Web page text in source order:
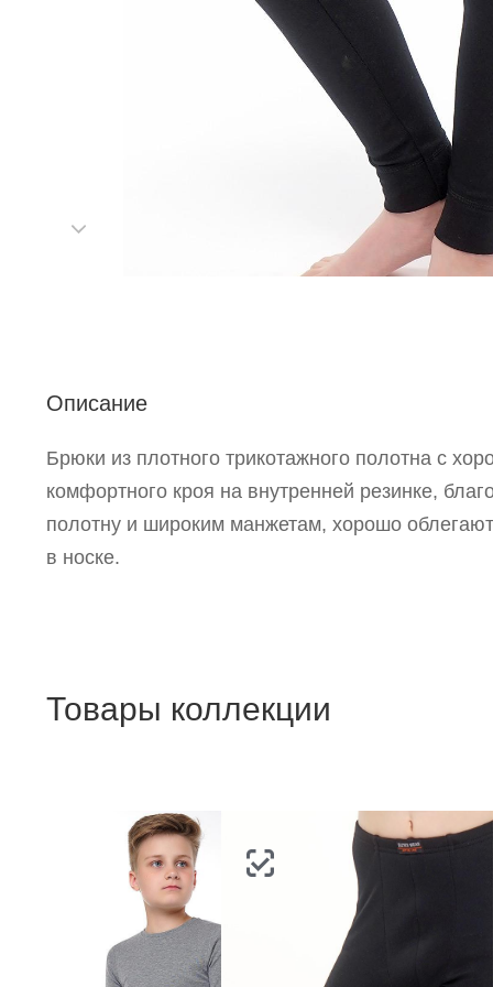
Описание
Брюки из плотного трикотажного полотна с
комфортного кроя на внутренней резинке,
полотну и широким манжетам, хорошо
в носке.
Товары коллекции